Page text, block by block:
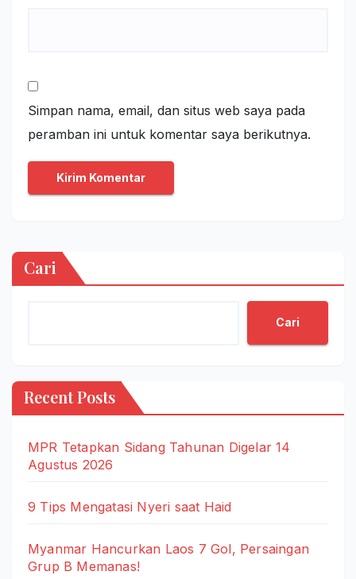
Simpan nama, email, dan situs web saya pada
peramban ini untuk komentar saya berikutnya.
Cari
Cari
Recent Posts
MPR Tetapkan Sidang Tahunan Digelar 14
Agustus 2026
9 Tips Mengatasi Nyeri saat Haid
Myanmar Hancurkan Laos 7 Gol, Persaingan
Grup B Memanas!